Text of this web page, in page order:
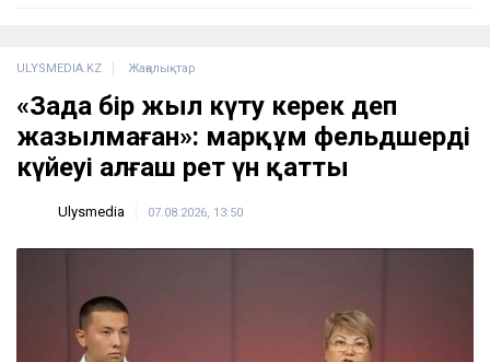
ULYSMEDIA.KZ Жаңалықтар
«Заңда бір жыл күту керек деп
жазылмаған»: марқұм фельдшердің
күйеуі алғаш рет үн қатты
Ulysmedia 07.08.2026, 13:50